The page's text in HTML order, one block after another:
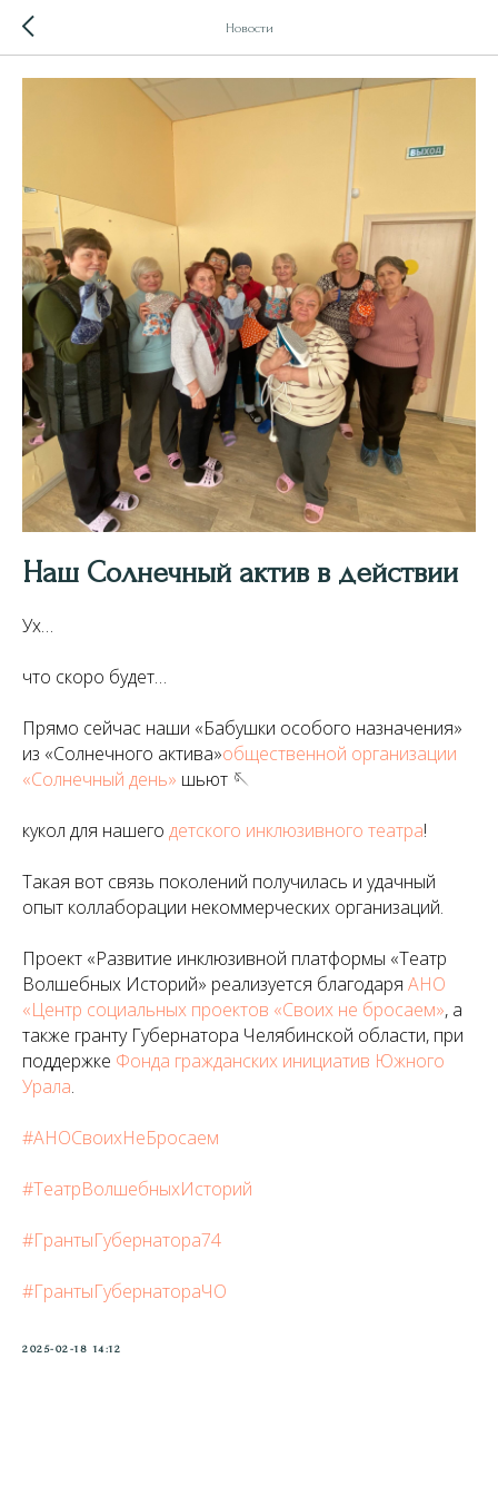
Новости
Наш Солнечный актив в действии
Ух…
что скоро будет…
Прямо сейчас наши «Бабушки особого назначения»
из «Солнечного актива»общественной организации
«Солнечный день» шьют 🪡
кукол для нашего детского инклюзивного театра!
Такая вот связь поколений получилась и удачный
опыт коллаборации некоммерческих организаций.
Проект «Развитие инклюзивной платформы «Театр
Волшебных Историй» реализуется благодаря АНО
«Центр социальных проектов «Своих не бросаем», а
также гранту Губернатора Челябинской области, при
поддержке Фонда гражданских инициатив Южного
Урала.
#АНОСвоихНеБросаем
#ТеатрВолшебныхИсторий
#ГрантыГубернатора74
#ГрантыГубернатораЧО
2025-02-18 14:12